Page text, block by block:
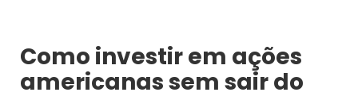
Como investir em ações
americanas sem sair do